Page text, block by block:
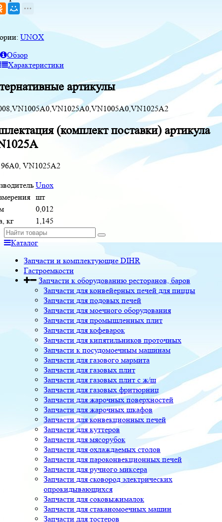
UNOX
Обзор
Характеристики
артикулы
(комплект поставки) артикула
VN1025A2
Unox
шт
0,012
кг
1,145
Каталог
Запчасти и комплектующие DIHR
Гастроемкости
Запчасти к оборудованию ресторанов, баров
Запчасти для конвейерных печей для пиццы
Запчасти для подовых печей
Запчасти для моечного оборудования
Запчасти для промышленных плит
Запчасти для кофеварок
Запчасти для кипятильников проточных
Запчасти к посудомоечным машинам
Запчасти для газового мармита
Запчасти для газовых плит
Запчасти для газовых плит с ж/ш
Запчасти для газовых фритюрниц
Запчасти для жарочных поверхностей
Запчасти для жарочных шкафов
Запчасти для конвекционных печей
Запчасти для куттеров
Запчасти для мясорубок
Запчасти для охлаждаемых столов
Запчасти для пароконвекционных печей
Запчасти для ручного миксера
Запчасти для сковород электрических
опрокидывающихся
Запчасти для соковыжималок
Запчасти для стаканомоечных машин
Запчасти для тостеров